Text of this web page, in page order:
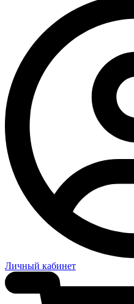
Личный кабинет